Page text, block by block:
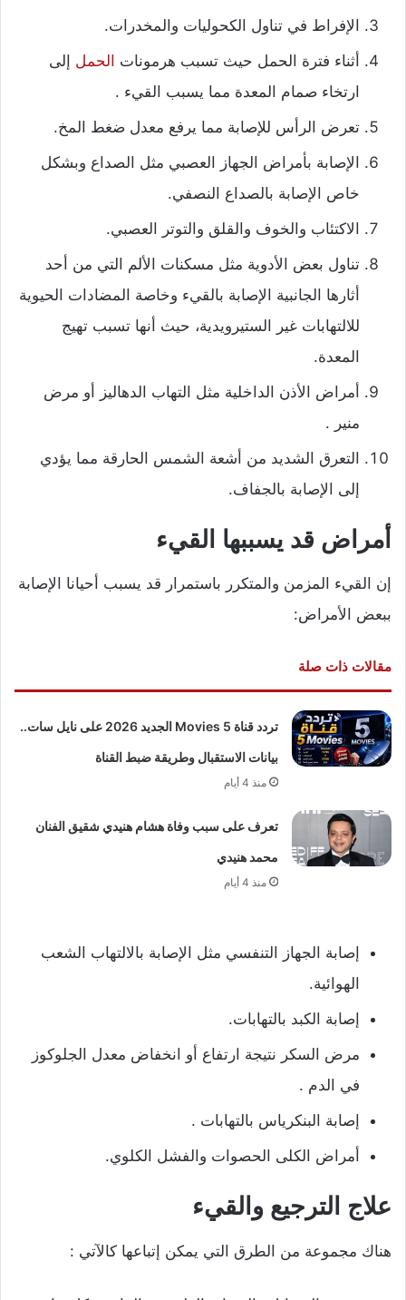
الإفراط في تناول الكحوليات والمخدرات.
أثناء فترة الحمل حيث تسبب هرمونات الحمل إلى
ارتخاء صمام المعدة مما يسبب القيء .
تعرض الرأس للإصابة مما يرفع معدل ضغط المخ.
الإصابة بأمراض الجهاز العصبي مثل الصداع وبشكل
خاص الإصابة بالصداع النصفي.
الاكتئاب والخوف والقلق والتوتر العصبي.
تناول بعض الأدوية مثل مسكنات الألم التي من أحد
أثارها الجانبية الإصابة بالقيء وخاصة المضادات الحيوية
للالتهابات غير الستيرويدية، حيث أنها تسبب تهيج
المعدة.
أمراض الأذن الداخلية مثل التهاب الدهاليز أو مرض
منير .
التعرق الشديد من أشعة الشمس الحارقة مما يؤدي
إلى الإصابة بالجفاف.
أمراض قد يسببها القيء
إن القيء المزمن والمتكرر باستمرار قد يسبب أحيانا الإصابة
ببعض الأمراض:
مقالات ذات صلة
تردد قناة 5 Movies الجديد 2026 على نايل سات..
بيانات الاستقبال وطريقة ضبط القناة
منذ 4 أيام
تعرف على سبب وفاة هشام هنيدي شقيق الفنان
محمد هنيدي
منذ 4 أيام
إصابة الجهاز التنفسي مثل الإصابة بالالتهاب الشعب
الهوائية.
إصابة الكبد بالتهابات.
مرض السكر نتيجة ارتفاع أو انخفاض معدل الجلوكوز
في الدم .
إصابة البنكرياس بالتهابات .
أمراض الكلى الحصوات والفشل الكلوي.
علاج الترجيع والقيء
هناك مجموعة من الطرق التي يمكن إتباعها كالآتي :